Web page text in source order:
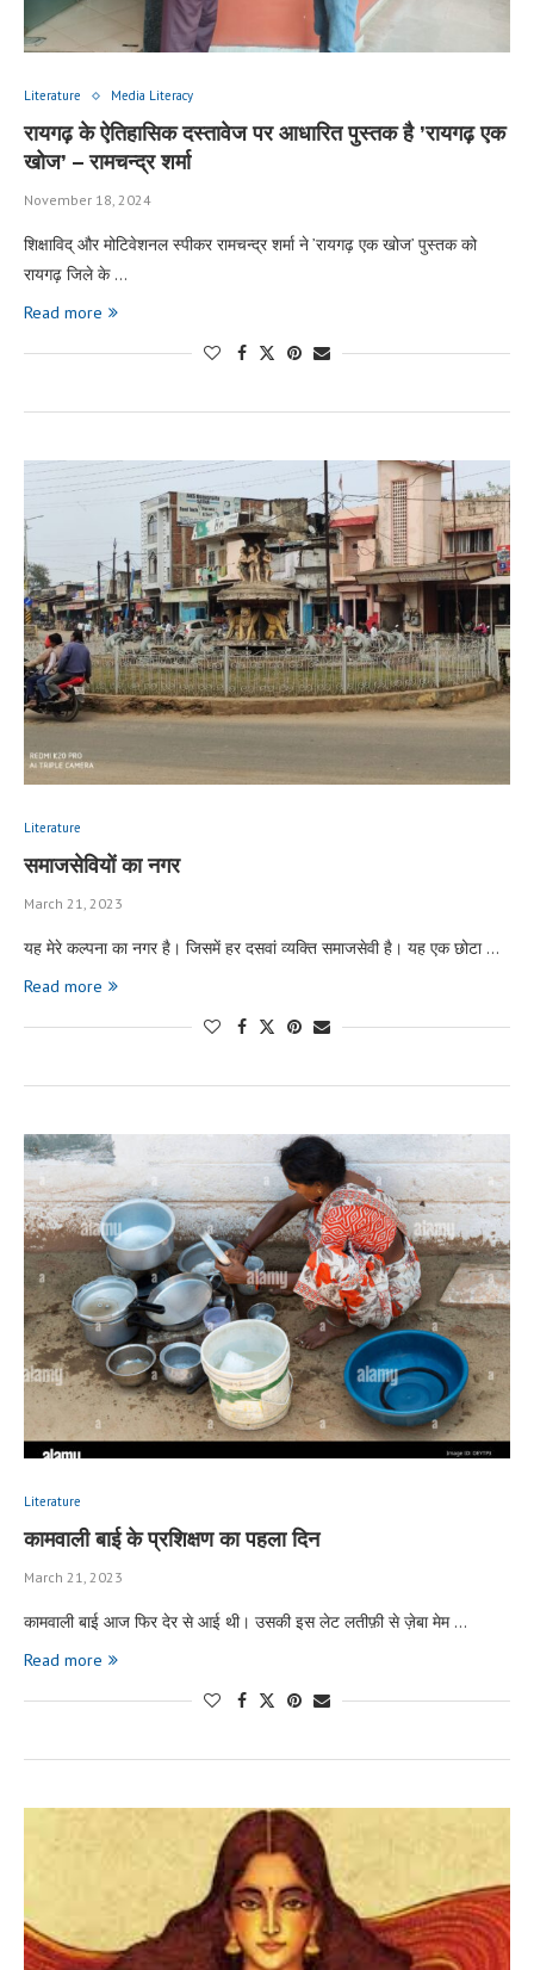
Literature Media Literacy
रायगढ़ के ऐतिहासिक दस्तावेज पर आधारित पुस्तक है ’रायगढ़ एक
खोज’ – रामचन्द्र शर्मा
November 18, 2024
शिक्षाविद् और मोटिवेशनल स्पीकर रामचन्द्र शर्मा ने ’रायगढ़ एक खोज’ पुस्तक को
रायगढ़ जिले के …
Read more
Literature
समाजसेवियों का नगर
March 21, 2023
यह मेरे कल्पना का नगर है। जिसमें हर दसवां व्यक्ति समाजसेवी है। यह एक छोटा …
Read more
Literature
कामवाली बाई के प्रशिक्षण का पहला दिन
March 21, 2023
कामवाली बाई आज फिर देर से आई थी। उसकी इस लेट लतीफ़ी से ज़ेबा मेम …
Read more